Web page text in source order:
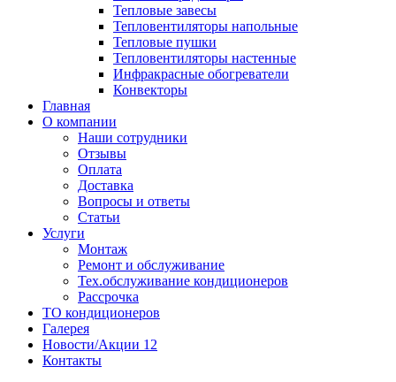
Тепловые завесы
Тепловентиляторы напольные
Тепловые пушки
Тепловентиляторы настенные
Инфракрасные обогреватели
Конвекторы
Главная
О компании
Наши сотрудники
Отзывы
Оплата
Доставка
Вопросы и ответы
Статьи
Услуги
Монтаж
Ремонт и обслуживание
Тех.обслуживание кондиционеров
Рассрочка
ТО кондиционеров
Галерея
Новости/Акции 12
Контакты